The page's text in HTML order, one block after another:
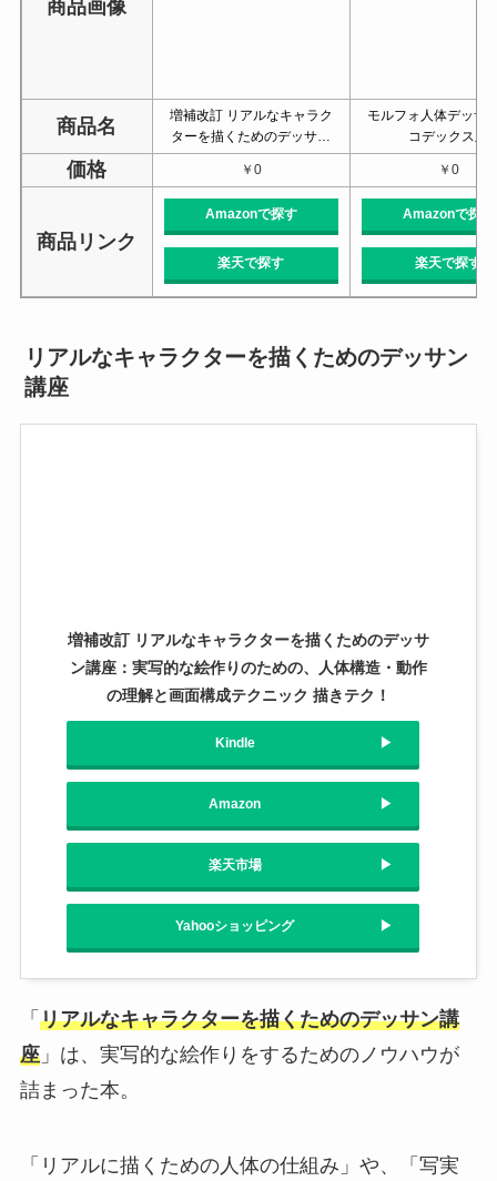
商品画像
商品名
増補改訂 リアルなキャラク
ターを描くためのデッサ…
モルフォ人体デッサ
コデックス版
価格 ￥0 ￥0
商品リンク
Amazonで探す
楽天で探す
Amazonで探す
楽天で探す
リアルなキャラクターを描くためのデッサン
講座
増補改訂 リアルなキャラクターを描くためのデッサ
ン講座：実写的な絵作りのための、人体構造・動作
の理解と画面構成テクニック 描きテク！
Kindle
Amazon
楽天市場
Yahooショッピング
「 リアルなキャラクターを描くためのデッサン講
座」は、実写的な絵作りをするためのノウハウが
詰まった本。
「リアルに描くための人体の仕組み」や、「写実